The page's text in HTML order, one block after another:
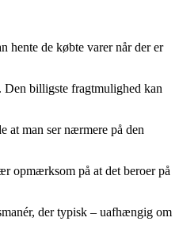
hente de købte varer når der er
Den billigste fragtmulighed kan
at man ser nærmere på den
opmærksom på at det beroer på
der typisk – uafhængig om